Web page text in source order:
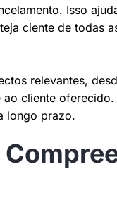
Isso
ciente de todas
relevantes,
cliente
longo prazo.